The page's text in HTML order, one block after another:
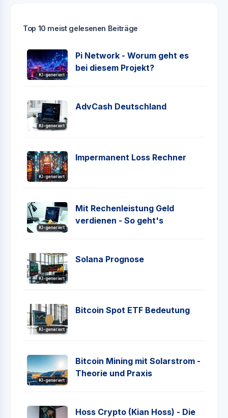
Top 10 meist gelesenen Beiträge
KI-generiert
Pi Network - Worum geht es
bei diesem Projekt?
KI-generiert
AdvCash Deutschland
KI-generiert
Impermanent Loss Rechner
KI-generiert
Mit Rechenleistung Geld
verdienen - So geht's
KI-generiert
Solana Prognose
KI-generiert
Bitcoin Spot ETF Bedeutung
KI-generiert
Bitcoin Mining mit Solarstrom -
Theorie und Praxis
Hoss Crypto (Kian Hoss) - Die